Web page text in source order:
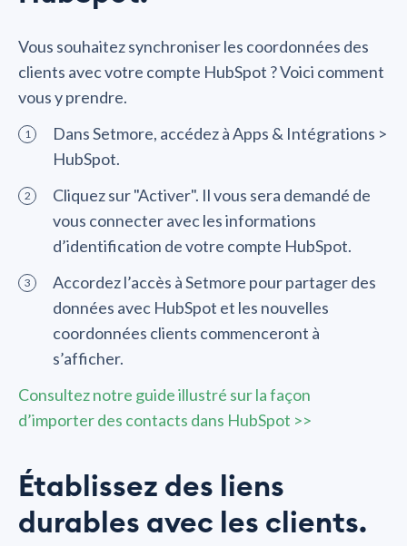
Vous souhaitez synchroniser les coordonnées des
clients avec votre compte HubSpot ? Voici comment
vous y prendre.
Dans Setmore, accédez à Apps & Intégrations >
HubSpot.
Cliquez sur "Activer". Il vous sera demandé de
vous connecter avec les informations
d’identification de votre compte HubSpot.
Accordez l’accès à Setmore pour partager des
données avec HubSpot et les nouvelles
coordonnées clients commenceront à
s’afficher.
Consultez notre guide illustré sur la façon
d’importer des contacts dans HubSpot >>
Établissez des liens
durables avec les clients.